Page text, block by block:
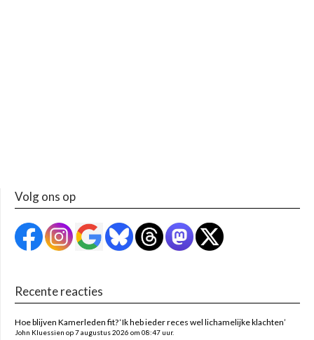
Volg ons op
Recente reacties
Hoe blijven Kamerleden fit? ‘Ik heb ieder reces wel lichamelijke klachten’
John Kluessien op 7 augustus 2026 om 08:47 uur.